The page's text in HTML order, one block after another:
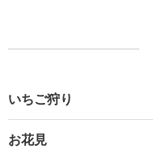
いちご狩り
お花見